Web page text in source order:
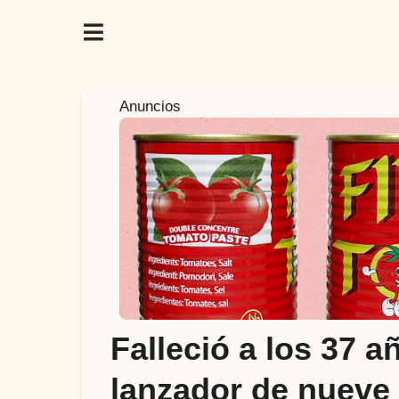
a
ñ
Anuncios
Falleció a los 37
lanzador de